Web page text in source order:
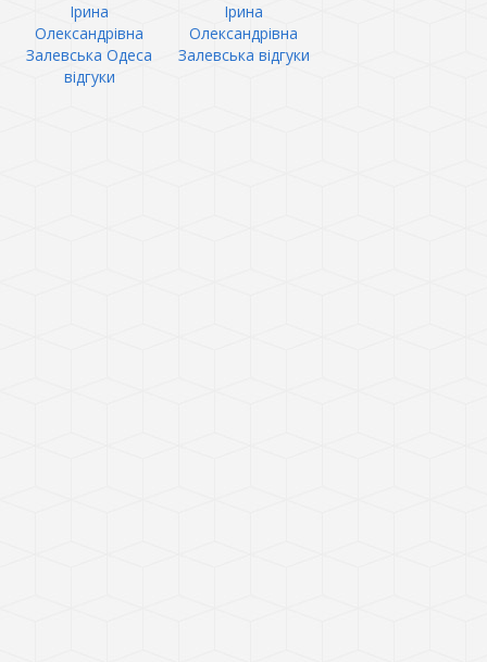
Ірина
Олександрівна
Залевська Одеса
відгуки
Ірина
Олександрівна
Залевська відгуки